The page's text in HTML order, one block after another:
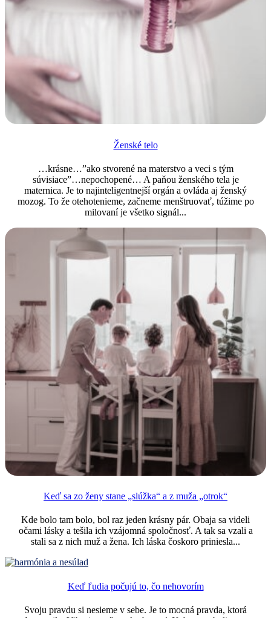
Ženské telo
…krásne…”ako stvorené na materstvo a veci s tým
súvisiace”…nepochopené… A paňou ženského tela je
maternica. Je to najinteligentnejší orgán a ovláda aj ženský
mozog. To že otehotenieme, začneme menštruovať, túžime po
milovaní je všetko signál...
Keď sa zo ženy stane „slúžka“ a z muža „otrok“
Kde bolo tam bolo, bol raz jeden krásny pár. Obaja sa videli
očami lásky a tešila ich vzájomná spoločnosť. A tak sa vzali a
stali sa z nich muž a žena. Ich láska čoskoro priniesla...
Keď ľudia počujú to, čo nehovorím
Svoju pravdu si nesieme v sebe. Je to mocná pravda, ktorá